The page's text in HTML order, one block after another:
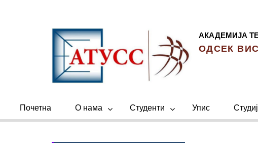
АКАДЕМИЈА
ОДСЕК
Почетна О нама Студенти Упис